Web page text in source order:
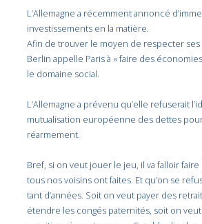
L’Allemagne a récemment annoncé
investissements en la matière.
Afin de trouver le moyen de respecter ses
Berlin appelle Paris à « faire des
le domaine social.
L’Allemagne a prévenu qu’elle refuserait
mutualisation européenne des dettes
réarmement.
Bref, si on veut jouer le jeu, il va falloir
tous nos voisins ont faites. Et qu’on se
tant d’années. Soit on veut payer des
étendre les congés paternités, soit on